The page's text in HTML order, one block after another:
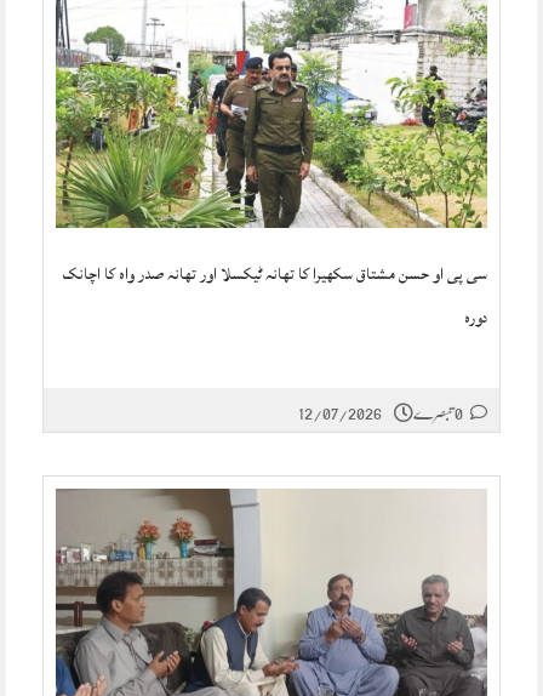
سی پی او حسن مشتاق سکھیرا کا تھانہ ٹیکسلا اور تھانہ صدر واہ کا اچانک
دورہ
12/07/2026